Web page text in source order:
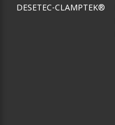
DESETEC-CLAMPTEK®